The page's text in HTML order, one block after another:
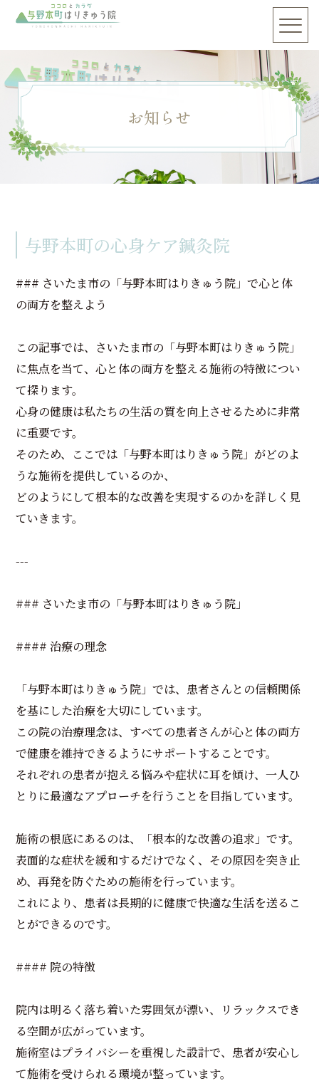
お知らせ
与野本町の心身ケア鍼灸院
### さいたま市の「与野本町はりきゅう院」で心と体
の両方を整えよう
この記事では、さいたま市の「与野本町はりきゅう院」
に焦点を当て、心と体の両方を整える施術の特徴につい
て探ります。
心身の健康は私たちの生活の質を向上させるために非常
に重要です。
そのため、ここでは「与野本町はりきゅう院」がどのよ
うな施術を提供しているのか、
どのようにして根本的な改善を実現するのかを詳しく見
ていきます。
---
### さいたま市の「与野本町はりきゅう院」
#### 治療の理念
「与野本町はりきゅう院」では、患者さんとの信頼関係
を基にした治療を大切にしています。
この院の治療理念は、すべての患者さんが心と体の両方
で健康を維持できるようにサポートすることです。
それぞれの患者が抱える悩みや症状に耳を傾け、一人ひ
とりに最適なアプローチを行うことを目指しています。
施術の根底にあるのは、「根本的な改善の追求」です。
表面的な症状を緩和するだけでなく、その原因を突き止
め、再発を防ぐための施術を行っています。
これにより、患者は長期的に健康で快適な生活を送るこ
とができるのです。
#### 院の特徴
院内は明るく落ち着いた雰囲気が漂い、リラックスでき
る空間が広がっています。
施術室はプライバシーを重視した設計で、患者が安心し
て施術を受けられる環境が整っています。